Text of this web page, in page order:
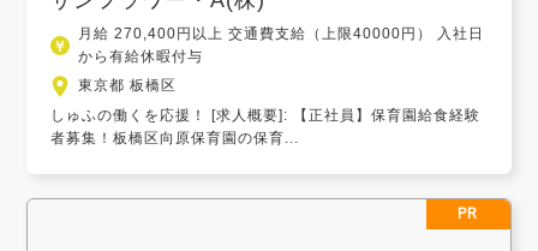
月給 270,400円以上 交通費支給（上限40000円） 入社日
から有給休暇付与
東京都 板橋区
しゅふの働くを応援！ [求人概要]: 【正社員】保育園給食経験
者募集！板橋区向原保育園の保育...
PR